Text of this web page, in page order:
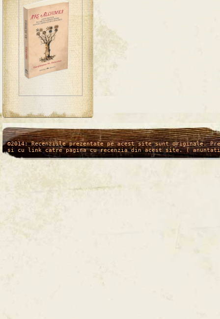
/* */
©2014: Recenziile prezentate pe acest site sunt originale.
si cu link catre pagina cu recenzia din acest site. (